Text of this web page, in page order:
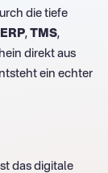
die tiefe
ERP, TMS,
direkt aus
ein echter
das digitale